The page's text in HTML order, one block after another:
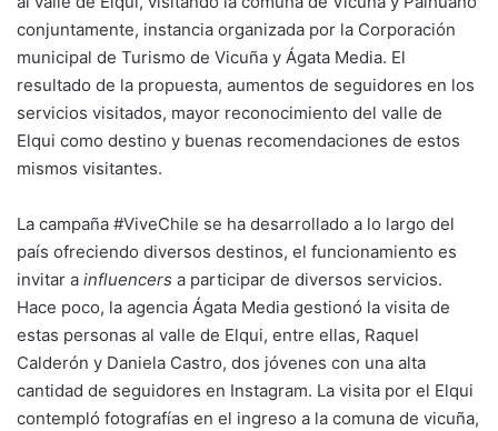
conjuntamente, instancia organizada por la Corporación
municipal de Turismo de Vicuña y Ágata Media. El
resultado de la propuesta, aumentos de seguidores en los
servicios visitados, mayor reconocimiento del valle de
Elqui como destino y buenas recomendaciones de estos
mismos visitantes.
La campaña #ViveChile se ha desarrollado a lo largo del
país ofreciendo diversos destinos, el funcionamiento es
invitar a influencers a participar de diversos servicios.
Hace poco, la agencia Ágata Media gestionó la visita de
estas personas al valle de Elqui, entre ellas, Raquel
Calderón y Daniela Castro, dos jóvenes con una alta
cantidad de seguidores en Instagram. La visita por el Elqui
contempló fotografías en el ingreso a la comuna de vicuña,